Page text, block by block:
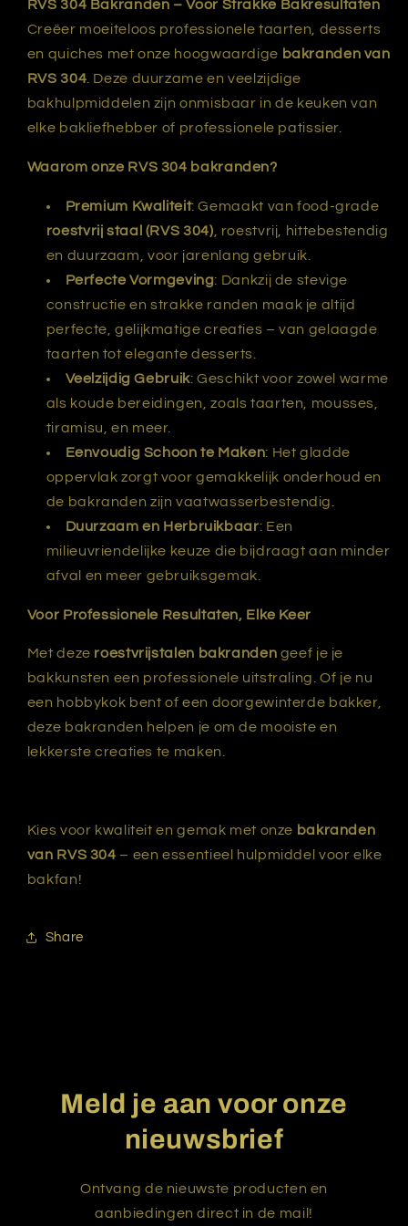
RVS 304 Bakranden – Voor Strakke Bakresultaten
Creëer moeiteloos professionele taarten, desserts
en quiches met onze hoogwaardige bakranden van
RVS 304. Deze duurzame en veelzijdige
bakhulpmiddelen zijn onmisbaar in de keuken van
elke bakliefhebber of professionele patissier.
Waarom onze RVS 304 bakranden?
Premium Kwaliteit: Gemaakt van food-grade
roestvrij staal (RVS 304) , roestvrij, hittebestendig
en duurzaam, voor jarenlang gebruik.
Perfecte Vormgeving: Dankzij de stevige
constructie en strakke randen maak je altijd
perfecte, gelijkmatige creaties – van gelaagde
taarten tot elegante desserts.
Veelzijdig Gebruik: Geschikt voor zowel warme
als koude bereidingen, zoals taarten, mousses,
tiramisu, en meer.
Eenvoudig Schoon te Maken: Het gladde
oppervlak zorgt voor gemakkelijk onderhoud en
de bakranden zijn vaatwasserbestendig.
Duurzaam en Herbruikbaar: Een
milieuvriendelijke keuze die bijdraagt aan minder
afval en meer gebruiksgemak.
Voor Professionele Resultaten, Elke Keer
Met deze roestvrijstalen bakranden geef je je
bakkunsten een professionele uitstraling. Of je nu
een hobbykok bent of een doorgewinterde bakker,
deze bakranden helpen je om de mooiste en
lekkerste creaties te maken.
Kies voor kwaliteit en gemak met onze bakranden
van RVS 304 – een essentieel hulpmiddel voor elke
bakfan!
Share
Meld je aan voor onze
nieuwsbrief
Ontvang de nieuwste producten en
aanbiedingen direct in de mail!